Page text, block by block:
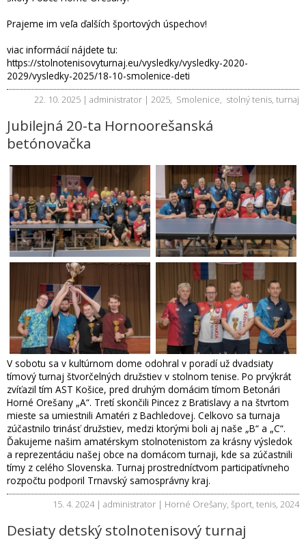
Prajeme im veľa ďalších športových úspechov!
viac informácií nájdete tu:
https://stolnotenisovyturnaj.eu/vysledky/vysledky-2020-
2029/vysledky-2025/18-10-smolenice-deti
22. 10. 2025 | administrator | 2025, Smolenice, stolný tenis, turnaj
Jubilejná 20-ta Hornoorešanská
betónovačka
V sobotu sa v kultúrnom dome odohral v poradí už dvadsiaty
tímový turnaj štvorčelných družstiev v stolnom tenise. Po prvýkrát
zvíťazil tím AST Košice, pred druhým domácim tímom Betonári
Horné Orešany „A“. Tretí skončili Pincez z Bratislavy a na štvrtom
mieste sa umiestnili Amatéri z Bachledovej. Celkovo sa turnaja
zúčastnilo trinásť družstiev, medzi ktorými boli aj naše „B“ a „C“.
Ďakujeme našim amatérskym stolnotenistom za krásny výsledok
a reprezentáciu našej obce na domácom turnaji, kde sa zúčastnili
tímy z celého Slovenska. Turnaj prostredníctvom participatívneho
rozpočtu podporil Trnavský samosprávny kraj.
15. 4. 2024 | administrator | Horné Orešany, šport, tenis, 2024
Desiaty detský stolnotenisový turnaj